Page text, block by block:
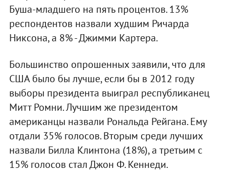
Буша-младшего на пять процентов. 13%
респондентов назвали худшим Ричарда
Никсона, а 8% - Джимми Картера.
Большинство опрошенных заявили, что для
США было бы лучше, если бы в 2012 году
выборы президента выиграл республиканец
Митт Ромни. Лучшим же президентом
американцы назвали Рональда Рейгана. Ему
отдали 35% голосов. Вторым среди лучших
назвали Билла Клинтона (18%), а третьим с
15% голосов стал Джон Ф. Кеннеди.